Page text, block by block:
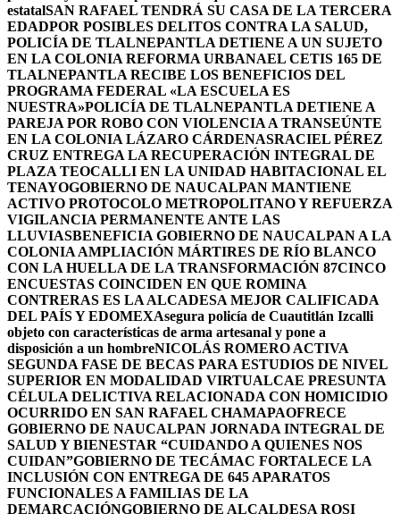
estatalSAN RAFAEL TENDRÁ SU CASA DE LA TERCERA
EDADPOR POSIBLES DELITOS CONTRA LA SALUD,
POLICÍA DE TLALNEPANTLA DETIENE A UN SUJETO
EN LA COLONIA REFORMA URBANAEL CETIS 165 DE
TLALNEPANTLA RECIBE LOS BENEFICIOS DEL
PROGRAMA FEDERAL «LA ESCUELA ES
NUESTRA»POLICÍA DE TLALNEPANTLA DETIENE A
PAREJA POR ROBO CON VIOLENCIA A TRANSEÚNTE
EN LA COLONIA LÁZARO CÁRDENASRACIEL PÉREZ
CRUZ ENTREGA LA RECUPERACIÓN INTEGRAL DE
PLAZA TEOCALLI EN LA UNIDAD HABITACIONAL EL
TENAYOGOBIERNO DE NAUCALPAN MANTIENE
ACTIVO PROTOCOLO METROPOLITANO Y REFUERZA
VIGILANCIA PERMANENTE ANTE LAS
LLUVIASBENEFICIA GOBIERNO DE NAUCALPAN A LA
COLONIA AMPLIACIÓN MÁRTIRES DE RÍO BLANCO
CON LA HUELLA DE LA TRANSFORMACIÓN 87CINCO
ENCUESTAS COINCIDEN EN QUE ROMINA
CONTRERAS ES LA ALCADESA MEJOR CALIFICADA
DEL PAÍS Y EDOMEXAsegura policía de Cuautitlán Izcalli
objeto con características de arma artesanal y pone a
disposición a un hombreNICOLÁS ROMERO ACTIVA
SEGUNDA FASE DE BECAS PARA ESTUDIOS DE NIVEL
SUPERIOR EN MODALIDAD VIRTUALCAE PRESUNTA
CÉLULA DELICTIVA RELACIONADA CON HOMICIDIO
OCURRIDO EN SAN RAFAEL CHAMAPAOFRECE
GOBIERNO DE NAUCALPAN JORNADA INTEGRAL DE
SALUD Y BIENESTAR “CUIDANDO A QUIENES NOS
CUIDAN”GOBIERNO DE TECÁMAC FORTALECE LA
INCLUSIÓN CON ENTREGA DE 645 APARATOS
FUNCIONALES A FAMILIAS DE LA
DEMARCACIÓNGOBIERNO DE ALCALDESA ROSI